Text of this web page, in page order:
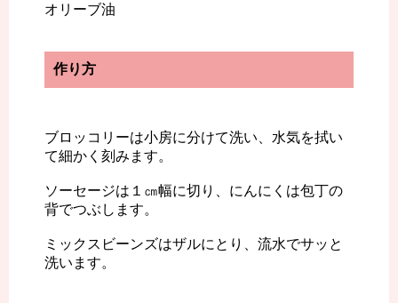
オリーブ油
作り方
ブロッコリーは小房に分けて洗い、水気を拭い
て細かく刻みます。
ソーセージは１㎝幅に切り、にんにくは包丁の
背でつぶします。
ミックスビーンズはザルにとり、流水でサッと
洗います。